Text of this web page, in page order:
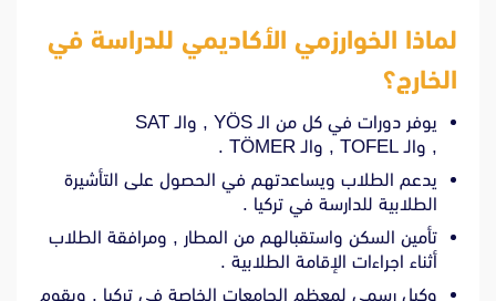
لماذا الخوارزمي الأكاديمي للدراسة في
الخارج؟
يوفر دورات في كل من الـ YÖS , والـ SAT
, والـ TOFEL , والـ TÖMER .
يدعم الطلاب ويساعدتهم في الحصول على التأشيرة
الطلابية للدارسة في تركيا .
تأمين السكن واستقبالهم من المطار , ومرافقة الطلاب
أثناء اجراءات الإقامة الطلابية .
وكيل رسمي لمعظم الجامعات الخاصة في تركيا , ويقوم